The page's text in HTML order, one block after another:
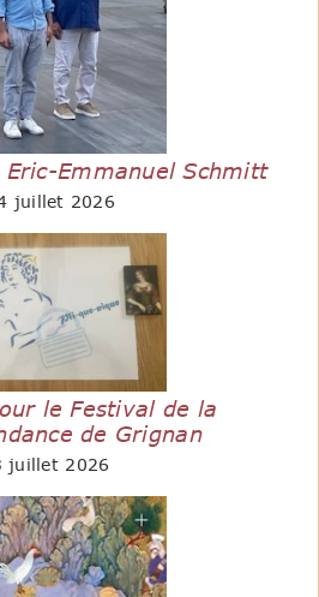
Emmanuel Schmitt
juillet 2026
le Festival de la
de Grignan
juillet 2026